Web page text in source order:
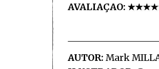
AVALIAÇAO:
AUTOR: Mark